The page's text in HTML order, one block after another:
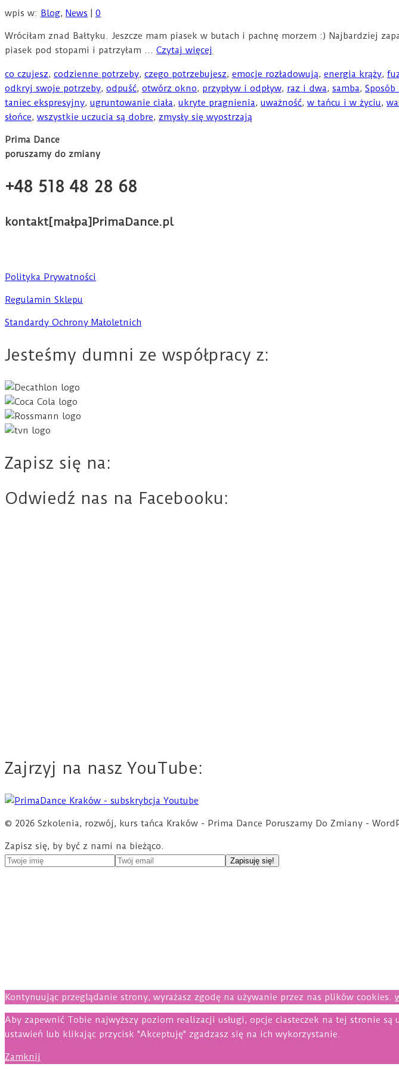
wpis w: Blog, News 0
Wróciłam znad Bałtyku. Jeszcze mam piasek w butach i pachnę morzem :) Najbardziej
piasek pod stopami i patrzyłam … Czytaj więcej
co czujesz, codzienne potrzeby, czego potrzebujesz, emocje rozładowują, energia krąży,
odkryj swoje potrzeby, odpuść, otwórz okno, przypływ i odpływ, raz i dwa, samba,
taniec ekspresyjny, ugruntowanie ciała, ukryte pragnienia, uważność, w tańcu i w życiu,
słońce, wszystkie uczucia są dobre, zmysły się wyostrzają
Prima Dance
poruszamy do zmiany
+48 518 48 28 68
kontakt[małpa]PrimaDance.pl
Polityka Prywatności
Regulamin Sklepu
Standardy Ochrony Małoletnich
Jesteśmy dumni ze współpracy z:
Zapisz się na:
Odwiedź nas na Facebooku:
Zajrzyj na nasz YouTube:
© 2026 Szkolenia, rozwój, kurs tańca Kraków - Prima Dance Poruszamy Do Zmiany -
Zapisz się, by być z nami na bieżąco.
Kontynuując przeglądanie strony, wyrażasz zgodę na używanie przez nas plików cookies.
Aby zapewnić Tobie najwyższy poziom realizacji usługi, opcje ciasteczek na tej stronie
ustawień lub klikając przycisk "Akceptuję" zgadzasz się na ich wykorzystanie.
Zamknij